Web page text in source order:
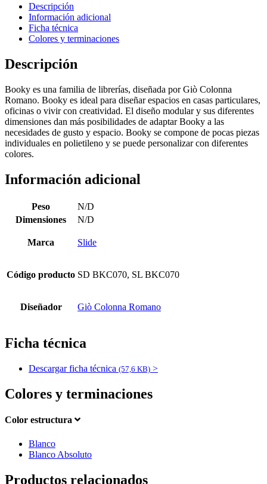
Descripción
Información adicional
Ficha técnica
Colores y terminaciones
Descripción
Booky es una familia de librerías, diseñada por Giò Colonna
Romano. Booky es ideal para diseñar espacios en casas particulares,
oficinas o vivir con creatividad. El diseño modular y sus diferentes
dimensiones dan más posibilidades de adaptar Booky a las
necesidades de gusto y espacio. Booky se compone de pocas piezas
individuales en polietileno y se puede personalizar con diferentes
colores.
Información adicional
Peso
N/D
Dimensiones
N/D
Marca Slide
Código producto SD BKC070, SL BKC070
Diseñador Giò Colonna Romano
Ficha técnica
Descargar ficha técnica (57,6 KB) >
Colores y terminaciones
Color estructura
Blanco
Blanco Absoluto
Productos relacionados